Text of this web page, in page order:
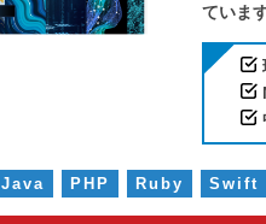
ていま
Java PHP Ruby Swift